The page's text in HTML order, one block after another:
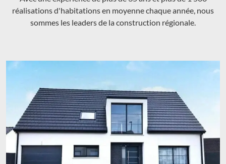
réalisations d'habitations en moyenne chaque année, nous
sommes les leaders de la construction régionale.